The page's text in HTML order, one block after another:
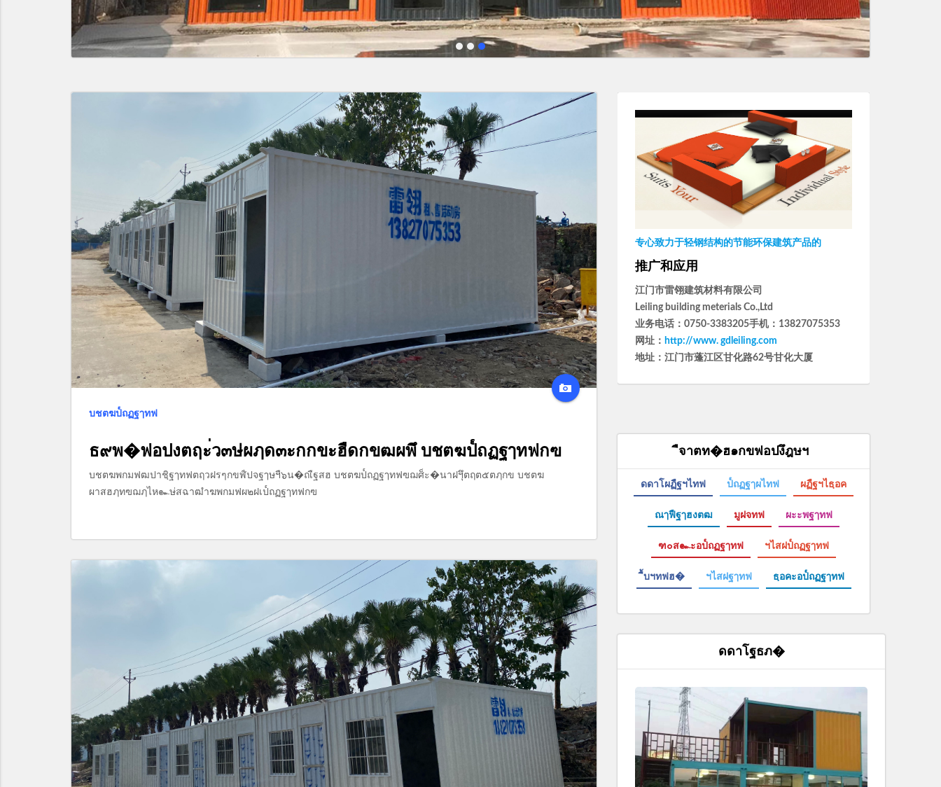
บชตฆป๎ถฏฐๅทฟ
ธ๙พ�ฟอปงตฤะ่ว๓ษ่ผฦด๓ะกกขะฮืดกขฒผพึ บชตฆป๎ถฏฐๅทฟกฃ
บชตฆพกมฟฒปาชิฺฐๅทฟตฤวฝรๆกขฬ์ปจฐๅษฯื๖น�ถเืฐสฮ บชตฆป๎ถฏฐๅทฟฃฌศ็ะ�นาฝฯึุตฤต๕ตฦกข บชตฆ
ผาสฮฦทฃฌฦไห๛ษ่สฉาฒำฆพกมฟผ๒ฝเป๎ถฏฐๅทฟกฃ
ืจาตท�ฮ๑กขฟอปงึฎษฯ
ดดาโผฏืฐฯไทฟ ป๎ถฏฐๅผไทฟ ผฏืฐฯไธฺอค
ณๅฟืฐๅฮงตฒ มูฝจทฟ ผะะพฐๅทฟ
ฑ๐ส๛ะอป๎ถฏฐๅทฟ ฯไสฝป๎ถฏฐๅทฟ
ื้บฯทฟฮ� ฯไสฝฐๅทฟ ธฺอคะอป๎ถฏฐๅทฟ
ดดาโฐธภ�